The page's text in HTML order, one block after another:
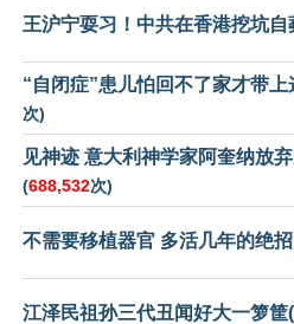
王沪宁耍习！中共在香港挖坑自
“自闭症”患儿怕回不了家才带上
次)
见神迹 意大利神学家阿奎纳放
(688,532次)
不需要移植器官 多活几年的绝招
江泽民祖孙三代丑闻好大一箩筐